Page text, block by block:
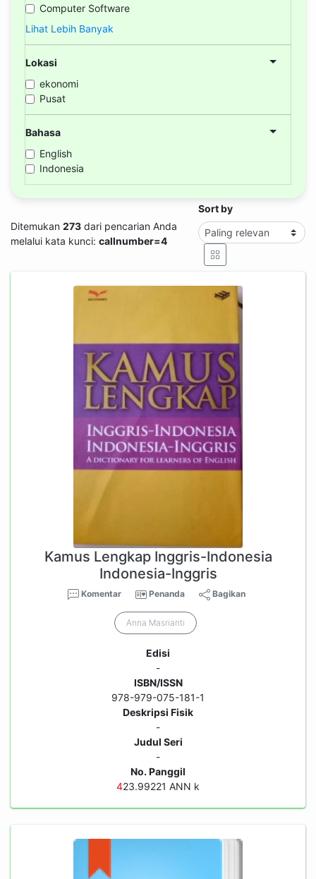
Computer Software
Lihat Lebih Banyak
Lokasi
ekonomi
Pusat
Bahasa
English
Indonesia
Ditemukan 273 dari pencarian Anda
melalui kata kunci: callnumber=4
Sort by
Kamus Lengkap Inggris-Indonesia
Indonesia-Inggris
Komentar Penanda Bagikan
Anna Masrianti
Edisi
-
ISBN/ISSN
978-979-075-181-1
Deskripsi Fisik
-
Judul Seri
-
No. Panggil
423.99221 ANN k